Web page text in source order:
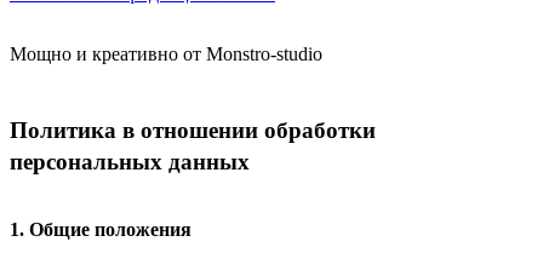
Мощно и креативно от Monstro-studio
Политика в отношении обработки
персональных данных
1. Общие положения